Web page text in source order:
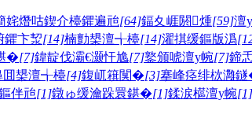
姹熸咕鍥介檯鑺遍兘[64]鍢夊崕閼煄[59]澶
鑺卞洯[14]楠勯槼澶╅檯[14]濯掑缓鏂版潙
�[7]鍏靛伐灞€灏忓尯[7]鐜颁唬澶у帵[7]鍗
囬槼澶╅檯[4]鍑屼簯闃�[3]搴峰痉绯栨灉
伴兘[1]鐓ゅ缓瀹跺睘鍖�[1]鍒涙櫙澶у帵[1]